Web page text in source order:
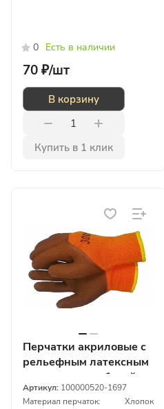
0 Есть в наличии
70 ₽/шт
В корзину
Купить в 1 клик
Перчатки акриловые с
рельефным латексным
покрытием глубокий
облив
Артикул: 100000520-1697
Материал перчаток:
Хлопок